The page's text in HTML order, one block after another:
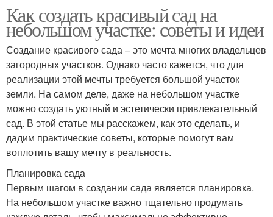
Как создать красивый сад на
небольшом участке: советы и идеи
Создание красивого сада – это мечта многих владельцев
загородных участков. Однако часто кажется, что для
реализации этой мечты требуется большой участок
земли. На самом деле, даже на небольшом участке
можно создать уютный и эстетически привлекательный
сад. В этой статье мы расскажем, как это сделать, и
дадим практические советы, которые помогут вам
воплотить вашу мечту в реальность.
Планировка сада
Первым шагом в создании сада является планировка.
На небольшом участке важно тщательно продумать